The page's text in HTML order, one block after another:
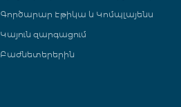
Գործարար Էթիկա և Կոմպլայենս
Կայուն զարգացում
Բաժնետերերին